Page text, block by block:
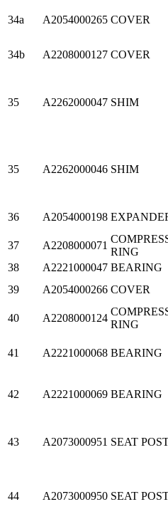
34a A2054000265 COVER
34b A2208000127 COVER
35 A2262000047 SHIM
35 A2262000046 SHIM
36 A2054000198
37 A2208000071
RING
38
A2221000047 BEARING
39
A2054000266 COVER
40 A2208000124
RING
41 A2221000068 BEARING
42 A2221000069 BEARING
43 A2073000951 SEAT
44 A2073000950 SEAT